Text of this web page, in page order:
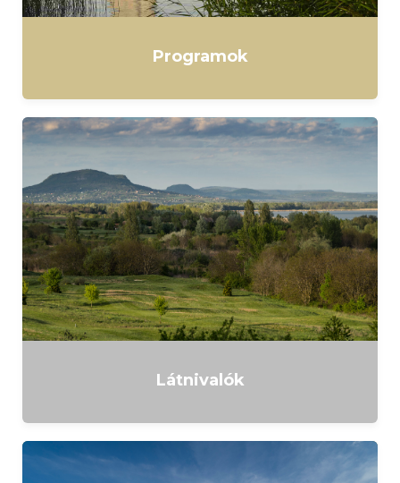
Programok
Látnivalók